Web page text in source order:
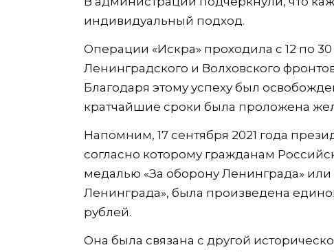
индивидуальный подход.
Операции «Искра» проходила с 12 по 30
Ленинградского и Волховского
Благодаря этому успеху был
кратчайшие сроки была проложена
Напомним, 17 сентября 2021 года
согласно которому гражданам
медалью «За оборону Ленинграда»
Ленинграда», была произведена
рублей.
Она была связана с другой